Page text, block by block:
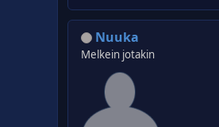
Nuuka
Melkein jotakin